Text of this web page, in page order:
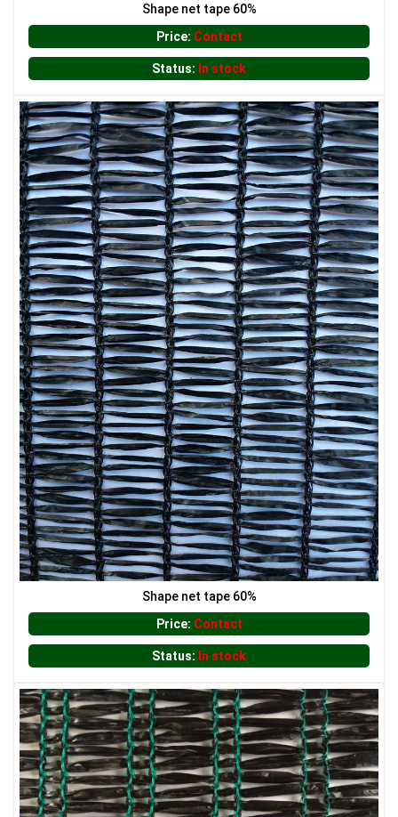
LƯỚI XÂY DỰNG
LƯỚI HÀNG RÀO HÌNH VUÔNG
LƯỚI CHE NẮNG
LƯỚI HÀNG RÀO HÌNH VUÔNG
LƯỚI NUÔI TRỒNG HẢI SẢN
LƯỚI CHẮN GIÓ
Shape net tape 60%
Price: Contact
Status: In stock
Shape net tape 60%
Price: Contact
Status: In stock